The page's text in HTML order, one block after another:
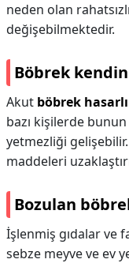
neden olan
değişebilmektedir.
Böbrek
Akut böbrek hasarlı
bazı kişilerde
yetmezliği
maddeleri
Bozulan
İşlenmiş gıdalar ve
sebze meyve ve ev